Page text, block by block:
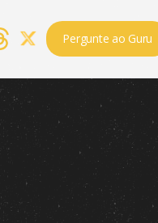
Pergunte ao Guru